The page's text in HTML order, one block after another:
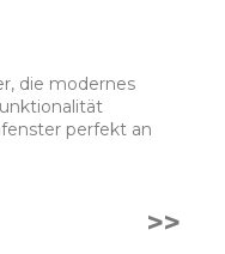
die modernes
perfekt an
>>